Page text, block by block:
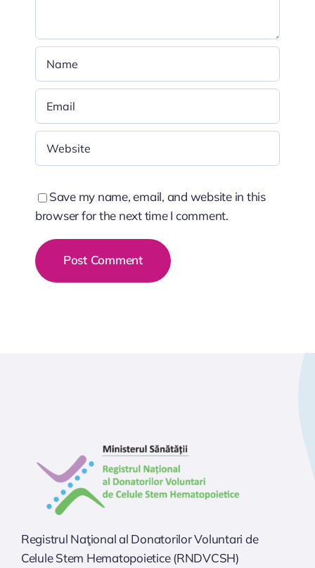
Save my name, email, and website in this
browser for the next time I comment.
Registrul Naţional al Donatorilor Voluntari de
Celule Stem Hematopoietice (RNDVCSH)